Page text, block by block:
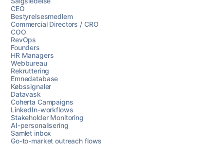
CEO
Bestyrelsesmedlem
Commercial Directors / CRO
COO
RevOps
Founders
HR Managers
Webbureau
Rekruttering
Emnedatabase
Købssignaler
Datavask
Coherta Campaigns
LinkedIn-workflows
Stakeholder Monitoring
AI-personalisering
Samlet inbox
Go-to-market outreach flows